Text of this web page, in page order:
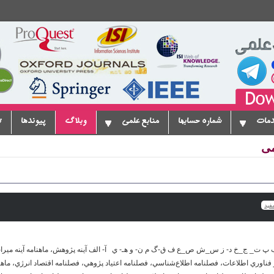
شماره حسابها منابع علمی وبلاگ پیوندها
پ ت_ ج_خ د- ز س_ش ص_ع ف ق-گ م ن- و هـ- ي آ- الف آينه پژوهش، ماهنامه آينه
فناوري اطلاعات، فصلنامه اطلاع‌شناسي، فصلنامه اعتياد پژوهي، فصلنامه اقتصاد انرژي،